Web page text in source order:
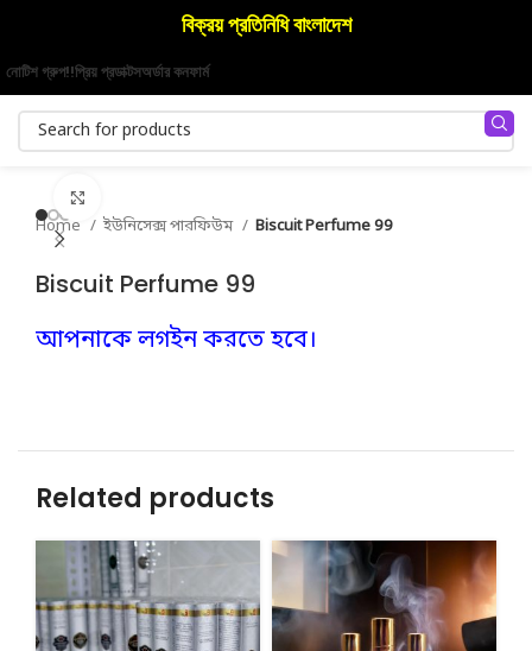
বিক্রয় প্রতিনিধি বাংলাদেশ
নোটিশ গ্রুপ!!প্রিয় প্রডাক্টসঅর্ডার কনফার্ম
Home ইউনিসেক্স পারফিউম Biscuit Perfume 99
Biscuit Perfume 99
আপনাকে লগইন করতে হবে।
Related products